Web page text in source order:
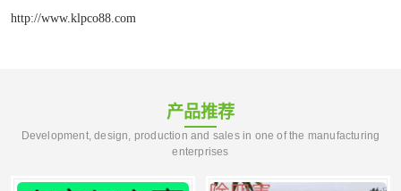
http://www.klpco88.com
产品推荐
Development, design, production and sales in one of the manufacturing
enterprises